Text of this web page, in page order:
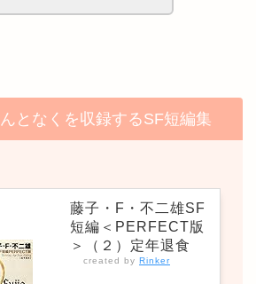
となくを収録するSF短編集
藤子・F・不二雄SF
短編＜PERFECT版
＞（２）定年退食
created by Rinker